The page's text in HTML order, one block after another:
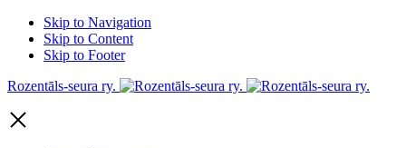
Skip to Navigation
Skip to Content
Skip to Footer
Rozentāls-seura ry.